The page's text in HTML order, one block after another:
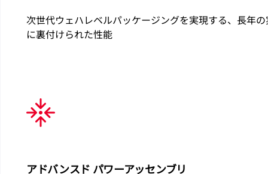
次世代ウェハレベルパッケージングを実現する、長年
に裏付けられた性能
アドバンスド パワーアッセンブリ